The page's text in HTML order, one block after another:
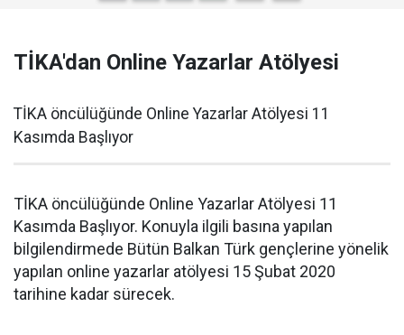
TİKA'dan Online Yazarlar Atölyesi
TİKA öncülüğünde Online Yazarlar Atölyesi 11
Kasımda Başlıyor
TİKA öncülüğünde Online Yazarlar Atölyesi 11
Kasımda Başlıyor. Konuyla ilgili basına yapılan
bilgilendirmede Bütün Balkan Türk gençlerine yönelik
yapılan online yazarlar atölyesi 15 Şubat 2020
tarihine kadar sürecek.